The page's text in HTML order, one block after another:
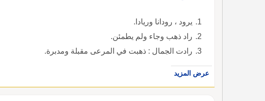
يرود ، رودانا وريادا.
راد ذهب وجاء ولم يطمئن.
رادت الجمال : ذهبت في المرعى مقبلة ومدبرة.
عرض المزيد